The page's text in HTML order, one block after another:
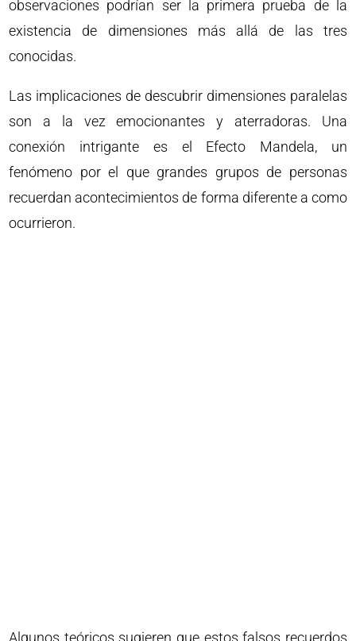
observaciones podrían ser la primera prueba de la
existencia de dimensiones más allá de las tres
conocidas.
Las implicaciones de descubrir dimensiones paralelas
son a la vez emocionantes y aterradoras. Una
conexión intrigante es el Efecto Mandela, un
fenómeno por el que grandes grupos de personas
recuerdan acontecimientos de forma diferente a como
ocurrieron.
Algunos teóricos sugieren que estos falsos recuerdos